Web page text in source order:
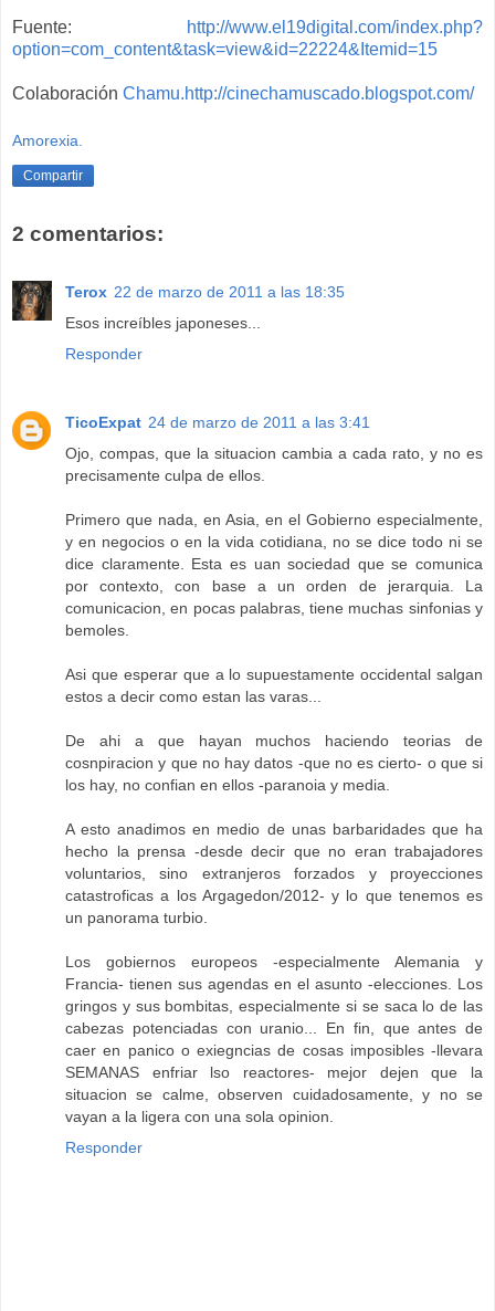
Fuente:
http://www.el19digital.com/index.php?
option=com_content&task=view&id=22224&Itemid=15
Colaboración Chamu.http://cinechamuscado.blogspot.com/
Amorexia.
Compartir
2 comentarios:
Terox 22 de marzo de 2011 a las 18:35
Esos increíbles japoneses...
Responder
TicoExpat 24 de marzo de 2011 a las 3:41
Ojo, compas, que la situacion cambia a cada rato, y no es
precisamente culpa de ellos.
Primero que nada, en Asia, en el Gobierno especialmente,
y en negocios o en la vida cotidiana, no se dice todo ni se
dice claramente. Esta es uan sociedad que se comunica
por contexto, con base a un orden de jerarquia. La
comunicacion, en pocas palabras, tiene muchas sinfonias y
bemoles.
Asi que esperar que a lo supuestamente occidental salgan
estos a decir como estan las varas...
De ahi a que hayan muchos haciendo teorias de
cosnpiracion y que no hay datos -que no es cierto- o que si
los hay, no confian en ellos -paranoia y media.
A esto anadimos en medio de unas barbaridades que ha
hecho la prensa -desde decir que no eran trabajadores
voluntarios, sino extranjeros forzados y proyecciones
catastroficas a los Argagedon/2012- y lo que tenemos es
un panorama turbio.
Los gobiernos europeos -especialmente Alemania y
Francia- tienen sus agendas en el asunto -elecciones. Los
gringos y sus bombitas, especialmente si se saca lo de las
cabezas potenciadas con uranio... En fin, que antes de
caer en panico o exiegncias de cosas imposibles -llevara
SEMANAS enfriar lso reactores- mejor dejen que la
situacion se calme, observen cuidadosamente, y no se
vayan a la ligera con una sola opinion.
Responder